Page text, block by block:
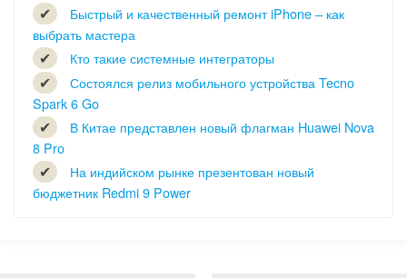
Быстрый и качественный ремонт iPhone – как
выбрать мастера
Кто такие системные интеграторы
Состоялся релиз мобильного устройства Tecno
Spark 6 Go
В Китае представлен новый флагман Huawei Nova
8 Pro
На индийском рынке презентован новый
бюджетник Redmi 9 Power